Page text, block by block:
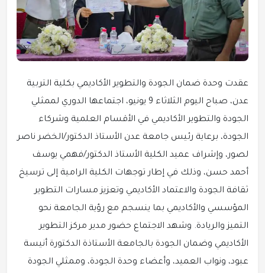
عقدت وحدة ضمان الجودة والتطوير الأكاديمي بكلية التربية
عدن، صباح اليوم الثلاثاء 9 يونيو، اجتماعها الدوري لممثلي
الجودة والتطوير الأكاديمي في الأقسام العلمية وشركاء
الجودة، برعاية رئيس جامعة عدن الأستاذ الدكتور/الخضر ناصر
لصور، وإشراف عميد الكلية الأستاذ الدكتور/فهمي يوسف
أحمد حسن، وذلك في إطار توجهات الكلية الرامية إلى ترسيخ
ثقافة الجودة والاعتماد الأكاديمي وتعزيز مسارات التطوير
المؤسسي والأكاديمي بما ينسجم مع رؤية الجامعة نحو
التميز والريادة. وشهد الاجتماع حضور مدير مركز التطوير
الأكاديمي وضمان الجودة بالجامعة الأستاذة الدكتورة أنيسة
عبود، ونواب العميد، وأعضاء وحدة الجودة، وممثلي الجودة